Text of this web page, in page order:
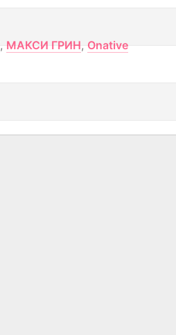
, МАКСИ ГРИН, Onative